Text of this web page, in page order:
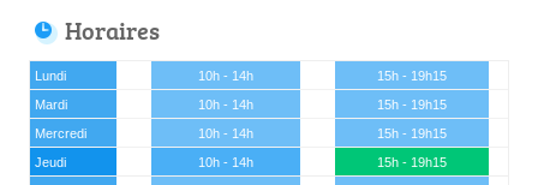
Horaires
Lundi 10h - 14h
15h - 19h15
Mardi
10h - 14h
15h - 19h15
Mercredi
10h - 14h
15h - 19h15
Jeudi
10h - 14h
15h - 19h15